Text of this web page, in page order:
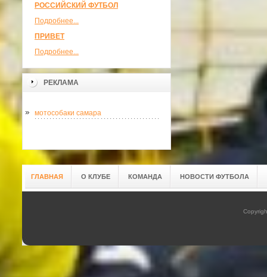
РОССИЙСКИЙ ФУТБОЛ
Подробнее...
ПРИВЕТ
Подробнее...
РЕКЛАМА
мотособаки самара
ГЛАВНАЯ О КЛУБЕ КОМАНДА НОВОСТИ ФУТБОЛА